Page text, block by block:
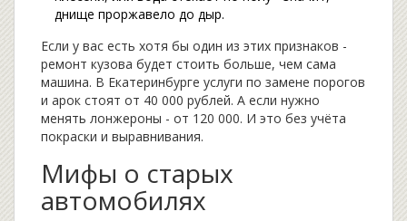
днище проржавело до дыр.
Если у вас есть хотя бы один из этих признаков -
ремонт кузова будет стоить больше, чем сама
машина. В Екатеринбурге услуги по замене порогов
и арок стоят от 40 000 рублей. А если нужно
менять лонжероны - от 120 000. И это без учёта
покраски и выравнивания.
Мифы о старых
автомобилях